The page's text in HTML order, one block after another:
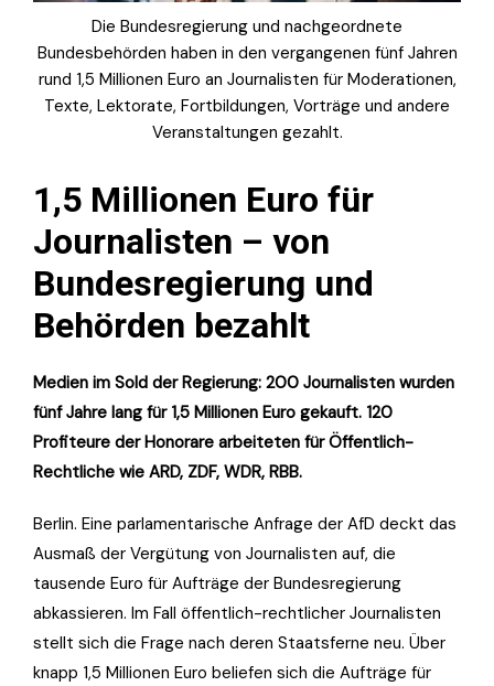
Die Bundesregierung und nachgeordnete
Bundesbehörden haben in den vergangenen fünf Jahren
rund 1,5 Millionen Euro an Journalisten für Moderationen,
Texte, Lektorate, Fortbildungen, Vorträge und andere
Veranstaltungen gezahlt.
1,5 Millionen Euro für
Journalisten – von
Bundesregierung und
Behörden bezahlt
Medien im Sold der Regierung: 200 Journalisten wurden
fünf Jahre lang für 1,5 Millionen Euro gekauft. 120
Profiteure der Honorare arbeiteten für Öffentlich-
Rechtliche wie ARD, ZDF, WDR, RBB.
Berlin. Eine parlamentarische Anfrage der AfD deckt das
Ausmaß der Vergütung von Journalisten auf, die
tausende Euro für Aufträge der Bundesregierung
abkassieren. Im Fall öffentlich-rechtlicher Journalisten
stellt sich die Frage nach deren Staatsferne neu. Über
knapp 1,5 Millionen Euro beliefen sich die Aufträge für